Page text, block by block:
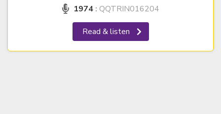
1974 : QQTRIN016204
Read & listen